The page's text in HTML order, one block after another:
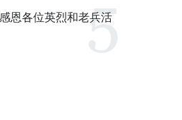
恩各位英烈和老兵活